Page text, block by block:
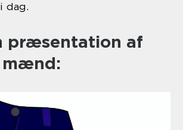
dag.
præsentation af
mænd: